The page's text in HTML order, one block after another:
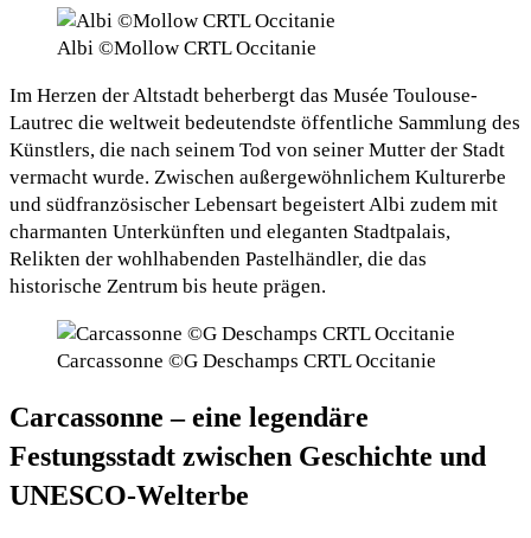
Albi ©Mollow CRTL Occitanie
Im Herzen der Altstadt beherbergt das Musée Toulouse-
Lautrec die weltweit bedeutendste öffentliche Sammlung des
Künstlers, die nach seinem Tod von seiner Mutter der Stadt
vermacht wurde. Zwischen außergewöhnlichem Kulturerbe
und südfranzösischer Lebensart begeistert Albi zudem mit
charmanten Unterkünften und eleganten Stadtpalais,
Relikten der wohlhabenden Pastelhändler, die das
historische Zentrum bis heute prägen.
Carcassonne ©G Deschamps CRTL Occitanie
Carcassonne – eine legendäre
Festungsstadt zwischen Geschichte und
UNESCO-Welterbe